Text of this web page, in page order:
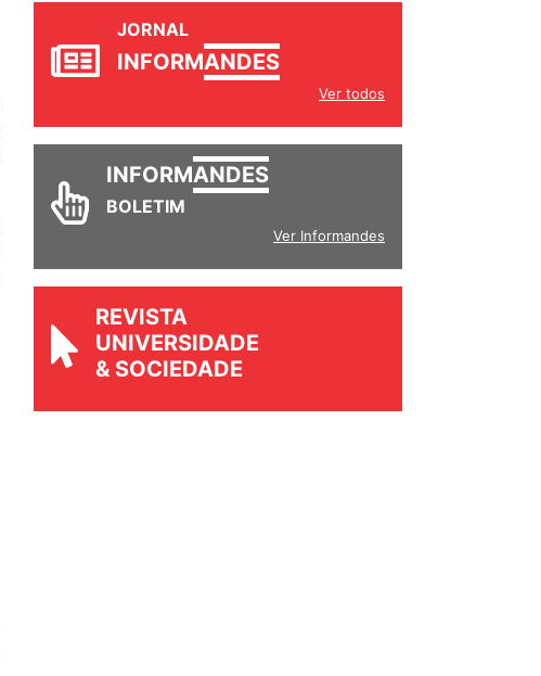
JORNAL
Ver todos
INFORM
Ver Informandes
REVISTA
UNIVERSIDADE